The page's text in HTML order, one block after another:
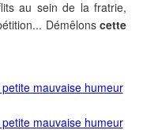
au sein de la fratrie,
Démêlonscette